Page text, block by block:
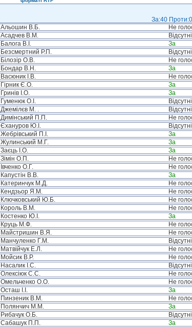
За:40
Альошин В.Б.
Не
Асадчев В.М.
Балога В.І.
За
Безсмертний Р.П.
Білозір О.В.
Не
Бондар В.Н.
За
Васюник І.В.
Не
Гірник Є.О.
За
Гринів І.О.
За
Гуменюк О.І.
Джемілєв М. .
Димінський П.П.
Не
Єхануров Ю.І.
Жебрівський П.І.
За
Жулинський М.Г.
За
Заєць І.О.
За
Зімін О.П.
Не
Івченко О.Г.
Не
Капустін В.В.
За
Катеринчук М.Д.
Не
Кендзьор Я.М.
Не
Ключковський Ю.Б.
Не
Король В.М.
Не
Костенко Ю.І.
За
Круць М.Ф.
Не
Майстришин В.Я.
Не
Манчуленко Г.М.
Матвійчук Е.Л.
Не
Мойсик В.Р.
Не
Насалик І.С.
Олексіюк С.С.
Не
Омельченко О.О.
Не
Осташ І.І.
За
Пинзеник В.М.
Не
Полянчич М.М.
За
Рибачук О.Б.
Сабашук П.П.
За